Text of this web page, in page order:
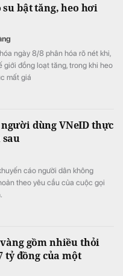
bật tăng, heo hơi
ngày 8/8 phân hóa rõ nét khi,
giới đồng loạt tăng, trong khi heo
mất giá
dùng VNeID thực
cáo người dân không
theo yêu cầu của cuộc gọi
gồm nhiều thỏi
tỷ đồng của một